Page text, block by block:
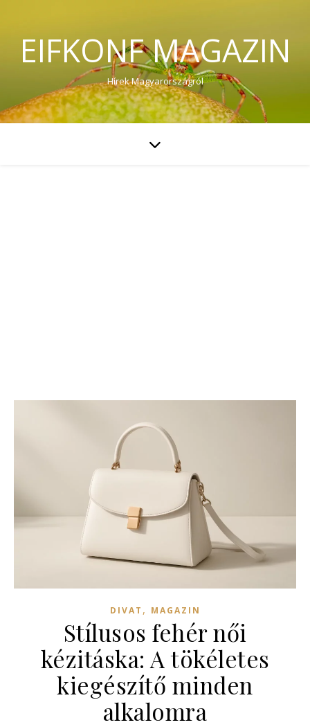
EIFKONF MAGAZIN
Hírek Magyarországról
DIVAT , MAGAZIN
Stílusos fehér női
kézitáska: A tökéletes
kiegészítő minden
alkalomra